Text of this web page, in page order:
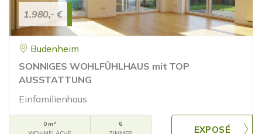
1.980,- €
Budenheim
SONNIGES WOHLFÜHLHAUS mit TOP
AUSSTATTUNG
Einfamilienhaus
0 m²
6